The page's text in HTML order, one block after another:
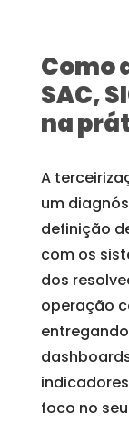
Como
SAC,
na
A
um
definição
com os
dos
operação
foco no